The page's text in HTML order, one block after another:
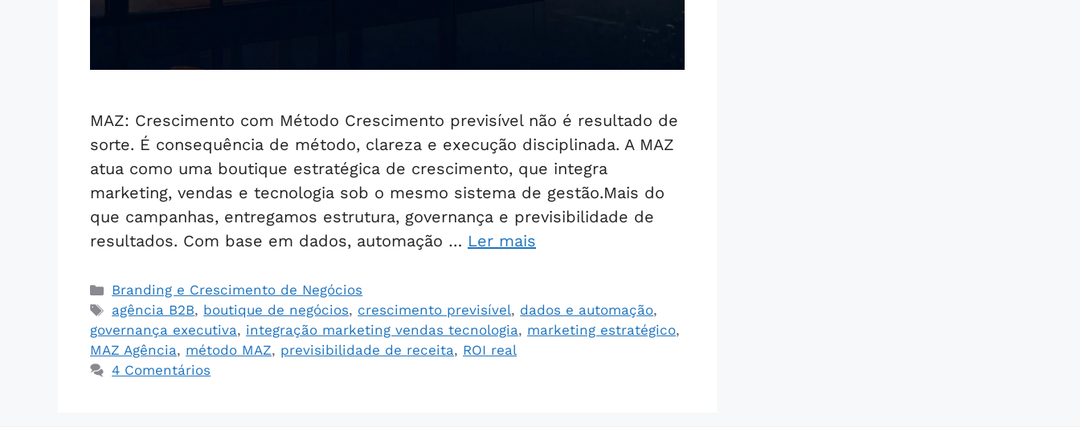
MAZ: Crescimento com Método Crescimento previsível não é resultado de
sorte. É consequência de método, clareza e execução disciplinada. A MAZ
atua como uma boutique estratégica de crescimento, que integra
marketing, vendas e tecnologia sob o mesmo sistema de gestão.Mais do
que campanhas, entregamos estrutura, governança e previsibilidade de
resultados. Com base em dados, automação … Ler mais
Branding e Crescimento de Negócios
agência B2B, boutique de negócios, crescimento previsível, dados e automação,
governança executiva, integração marketing vendas tecnologia, marketing estratégico,
MAZ Agência, método MAZ, previsibilidade de receita, ROI real
4 Comentários